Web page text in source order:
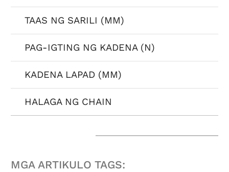
TAAS NG SARILI (MM)
PAG-IGTING NG KADENA (N)
KADENA LAPAD (MM)
HALAGA NG CHAIN
MGA ARTIKULO TAGS: